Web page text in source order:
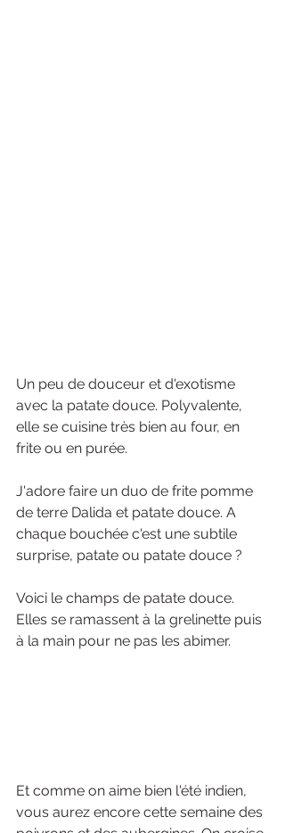
Un peu de douceur et d'exotisme
avec la patate douce. Polyvalente,
elle se cuisine très bien au four, en
frite ou en purée.
J'adore faire un duo de frite pomme
de terre Dalida et patate douce. A
chaque bouchée c'est une subtile
surprise, patate ou patate douce ?
Voici le champs de patate douce.
Elles se ramassent à la grelinette puis
à la main pour ne pas les abimer.
Et comme on aime bien l'été indien,
vous aurez encore cette semaine des